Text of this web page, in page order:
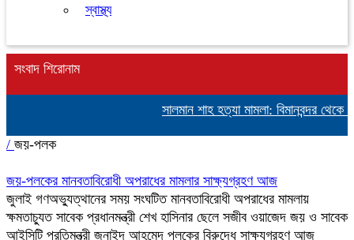
স্বাস্থ্য
সংবাদ শিরোনাম
সালমান শাহ হত্যা মামলা: বিমানবন্দর থেকে
/ জয়-পলক
জয়-পলকের মানবতাবিরোধী অপরাধের মামলার সাক্ষ্যগ্রহণ আজ
জুলাই গণঅভ্যুত্থানের সময় সংঘটিত মানবতাবিরোধী অপরাধের মামলায়
ক্ষমতাচ্যুত সাবেক প্রধানমন্ত্রী শেখ হাসিনার ছেলে সজীব ওয়াজেদ জয় ও সাবেক
আইসিটি প্রতিমন্ত্রী জুনাইদ আহমেদ পলকের বিরুদ্ধে সাক্ষ্যগ্রহণ আজ